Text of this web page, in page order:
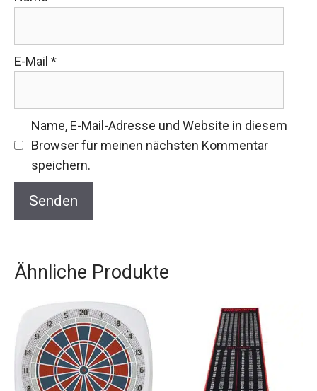
E-Mail *
Name, E-Mail-Adresse und Website in diesem
Browser für meinen nächsten Kommentar
speichern.
Ähnliche Produkte